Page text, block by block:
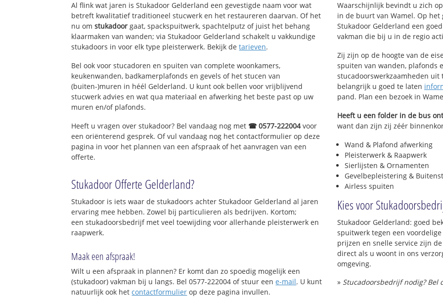
Al flink wat jaren is Stukadoor Gelderland een gevestigde naam voor wat
betreft kwalitatief traditioneel stucwerk en het restaureren daarvan. Of het
nu omstukadoor gaat, spackspuitwerk, spachtelputz of juist het behang
klaarmaken van wanden; via Stukadoor Gelderland schakelt u vakkundige
stukadoors in voor elk type pleisterwerk. Bekijk detarieven.
Bel ook voor stucadoren en spuiten van complete woonkamers,
keukenwanden, badkamerplafonds en gevels of het stucen van
(buiten-)muren in héél Gelderland. U kunt ook bellen voor vrijblijvend
stucwerk advies en wat qua materiaal en afwerking het beste past op uw
muren en/of plafonds.
Heeft u vragen over stukadoor? Bel vandaag nog met ☎ 0577-222004voor
een oriënterend gesprek. Of vul vandaag nog het contactformulier op deze
pagina in voor het plannen van een afspraak of het aanvragen van een
offerte.
Stukadoor Offerte Gelderland?
Stukadoor is iets waar de stukadoors achter Stukadoor Gelderland al jaren
ervaring mee hebben. Zowel bij particulieren als bedrijven. Kortom;
een stukadoorsbedrijf met veel toewijding voor allerhande pleisterwerk en
raapwerk.
Maak een afspraak!
Wilt u een afspraak in plannen? Er komt dan zo spoedig mogelijk een
(stukadoor) vakman bij u langs. Bel 0577-222004 of stuur eene-mail. U kunt
natuurlijk ook hetcontactformulier op deze pagina invullen.
Waarschijnlijk bevindt u zich
in de buurt van Wamel. Op
Stukadoor Gelderland een
vakman die bij u in de regio
Zij zijn op de hoogte van de
spuiten van wanden, plafonds
stucadoorswerkzaamheden
belangrijk u goed te laten
pand. Plan een bezoek in
Heeft u een folder in de bus
want dan zijn zij zéér
Wand & Plafond afwerking
Pleisterwerk & Raapwerk
Sierlijsten & Ornamenten
Gevelbepleistering &
Airless spuiten
Kies voor
Stukadoor Gelderland: goed
spuitwerk tegen een
prijzen en snelle service zijn
direct als u woont in ons
omgeving.
» Stucadoorsbedrijf nodig? Bel